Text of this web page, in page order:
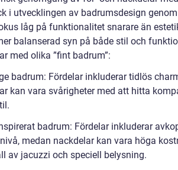
i utvecklingen av badrumsdesign
låg på funktionalitet snarare än
balanserad syn på både stil och
med olika ”fint badrum”:
badrum: Fördelar inkluderar tidlös
kan vara svårigheter med att hitta
badrum: Fördelar inkluderar
medan nackdelar kan vara höga
av jacuzzi och speciell belysning.